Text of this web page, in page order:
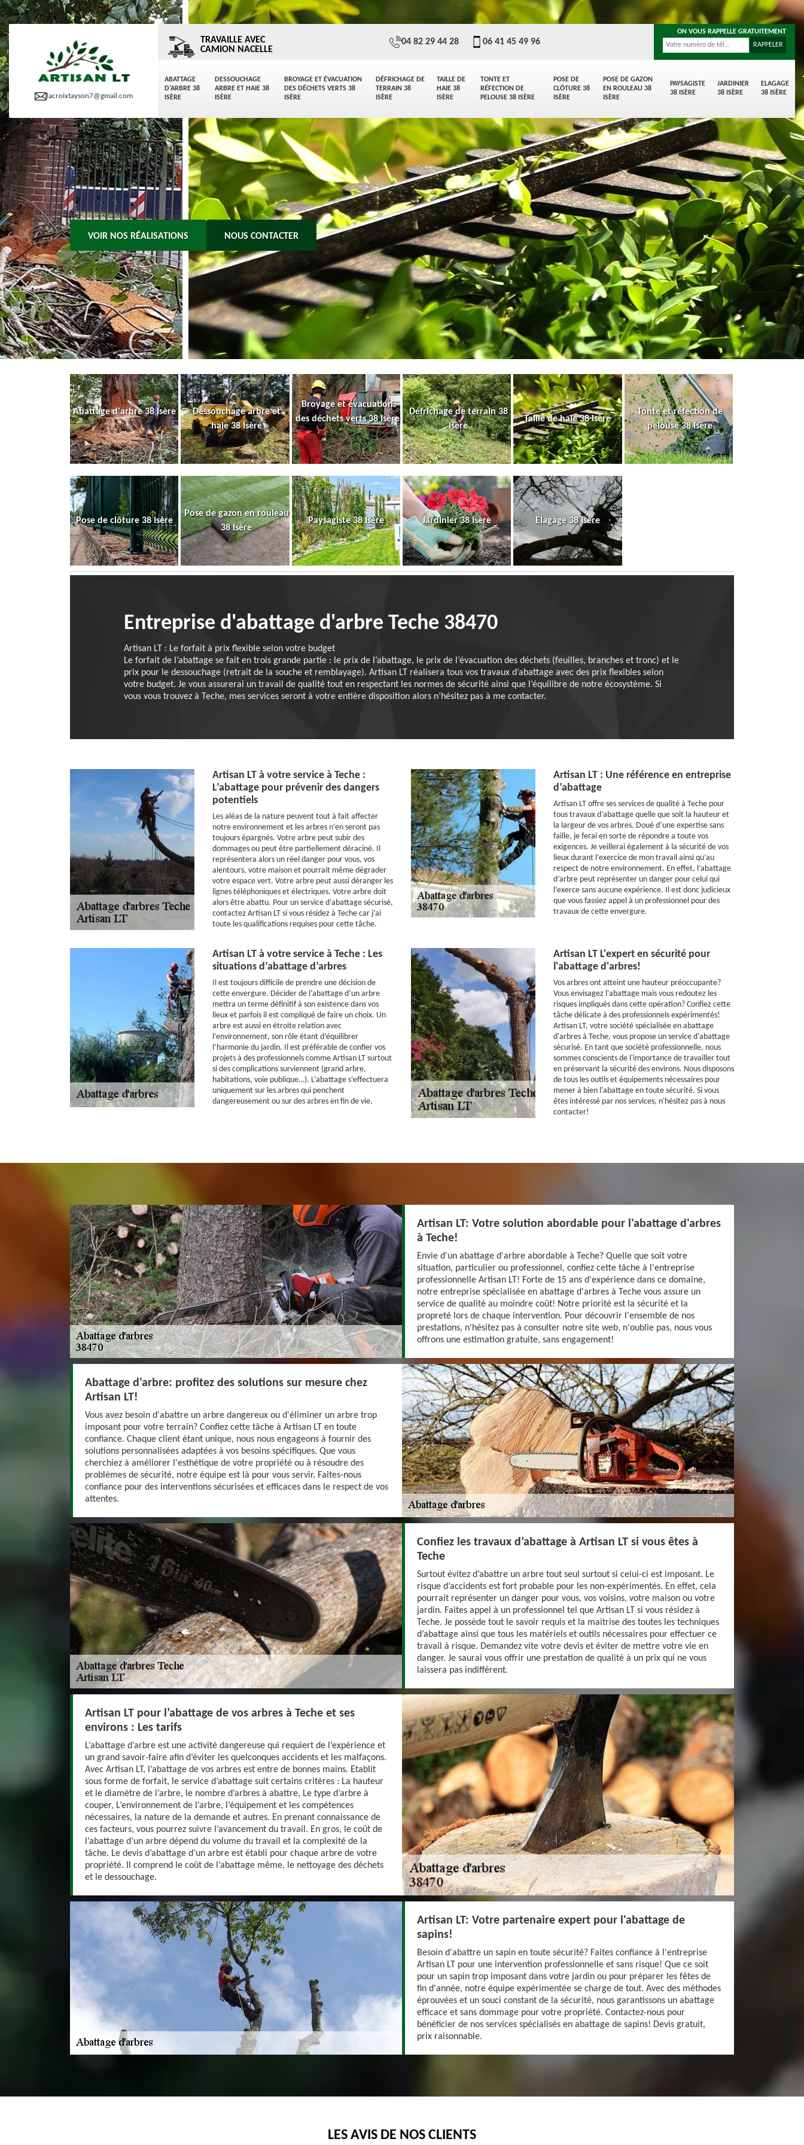
lacroixtayson7@gmail.com
ABATTAGE
D'ARBRE 38
ISÈRE
DESSOUCHAGE
ARBRE ET HAIE 38
ISÈRE
BROYAGE ET ÉVACUATION
DES DÉCHETS VERTS 38
ISÈRE
DÉFRICHAGE DE
TERRAIN 38
ISÈRE
TAILLE DE
HAIE 38
ISÈRE
TONTE ET
RÉFECTION DE
PELOUSE 38 ISÈRE
POSE DE
CLÔTURE 38
ISÈRE
POSE DE GAZON
EN ROULEAU 38
ISÈRE
PAYSAGISTE
38 ISÈRE
JARDINIER
38 ISÈRE
ELAGAGE
38 ISÈRE
TRAVAILLE AVEC
CAMION NACELLE
04 82 29 44 28 06 41 45 49 96
ON VOUS RAPPELLE GRATUITEMENT
VOIR NOS RÉALISATIONS NOUS CONTACTER
Abattage d'arbre 38 Isère
Dessouchage arbre et
haie 38 Isère
Broyage et évacuation
des déchets verts 38 Isère
Défrichage de terrain 38
Isère
Taille de haie 38 Isère
Tonte et réfection de
pelouse 38 Isère
Pose de clôture 38 Isère
Pose de gazon en rouleau
38 Isère
Paysagiste 38 Isère Jardinier 38 Isère Elagage 38 Isère
Entreprise d'abattage d'arbre Teche 38470
Artisan LT : Le forfait à prix flexible selon votre budget
Le forfait de l’abattage se fait en trois grande partie : le prix de l’abattage, le prix de l’évacuation des déchets (feuilles, branches et tronc) et le
prix pour le dessouchage (retrait de la souche et remblayage). Artisan LT réalisera tous vos travaux d’abattage avec des prix flexibles selon
votre budget. Je vous assurerai un travail de qualité tout en respectant les normes de sécurité ainsi que l’équilibre de notre écosystème. Si
vous vous trouvez à Teche, mes services seront à votre entière disposition alors n’hésitez pas à me contacter.
Artisan LT à votre service à Teche :
L’abattage pour prévenir des dangers
potentiels
Les aléas de la nature peuvent tout à fait affecter
notre environnement et les arbres n’en seront pas
toujours épargnés. Votre arbre peut subir des
dommages ou peut être partiellement déraciné. Il
représentera alors un réel danger pour vous, vos
alentours, votre maison et pourrait même dégrader
votre espace vert. Votre arbre peut aussi déranger les
lignes téléphoniques et électriques. Votre arbre doit
alors être abattu. Pour un service d’abattage sécurisé,
contactez Artisan LT si vous résidez à Teche car j’ai
toute les qualifications requises pour cette tâche.
Artisan LT : Une référence en entreprise
d’abattage
Artisan LT offre ses services de qualité à Teche pour
tous travaux d’abattage quelle que soit la hauteur et
la largeur de vos arbres. Doué d’une expertise sans
faille, je ferai en sorte de répondre a toute vos
exigences. Je veillerai également à la sécurité de vos
lieux durant l’exercice de mon travail ainsi qu’au
respect de notre environnement. En effet, l’abattage
d’arbre peut représenter un danger pour celui qui
l’exerce sans aucune expérience. Il est donc judicieux
que vous fassiez appel à un professionnel pour des
travaux de cette envergure.
Artisan LT à votre service à Teche : Les
situations d’abattage d’arbres
Il est toujours difficile de prendre une décision de
cette envergure. Décider de l’abattage d’un arbre
mettra un terme définitif à son existence dans vos
lieux et parfois il est compliqué de faire un choix. Un
arbre est aussi en étroite relation avec
l’environnement, son rôle étant d’équilibrer
l’harmonie du jardin. Il est préférable de confier vos
projets à des professionnels comme Artisan LT surtout
si des complications surviennent (grand arbre,
habitations, voie publique…). L’abattage s’effectuera
uniquement sur les arbres qui penchent
dangereusement ou sur des arbres en fin de vie.
Artisan LT L'expert en sécurité pour
l'abattage d'arbres!
Vos arbres ont atteint une hauteur préoccupante?
Vous envisagez l'abattage mais vous redoutez les
risques impliqués dans cette opération? Confiez cette
tâche délicate à des professionnels expérimentés!
Artisan LT, votre société spécialisée en abattage
d'arbres à Teche, vous propose un service d'abattage
sécurisé. En tant que société professionnelle, nous
sommes conscients de l'importance de travailler tout
en préservant la sécurité des environs. Nous disposons
de tous les outils et équipements nécessaires pour
mener à bien l'abattage en toute sécurité. Si vous
êtes intéressé par nos services, n'hésitez pas à nous
contacter!
Artisan LT: Votre solution abordable pour l'abattage d'arbres
à Teche!
Envie d'un abattage d'arbre abordable à Teche? Quelle que soit votre
situation, particulier ou professionnel, confiez cette tâche à l'entreprise
professionnelle Artisan LT! Forte de 15 ans d'expérience dans ce domaine,
notre entreprise spécialisée en abattage d'arbres à Teche vous assure un
service de qualité au moindre coût! Notre priorité est la sécurité et la
propreté lors de chaque intervention. Pour découvrir l'ensemble de nos
prestations, n'hésitez pas à consulter notre site web, n'oublie pas, nous vous
offrons une estimation gratuite, sans engagement!
Abattage d'arbre: profitez des solutions sur mesure chez
Artisan LT!
Vous avez besoin d'abattre un arbre dangereux ou d'éliminer un arbre trop
imposant pour votre terrain? Confiez cette tâche à Artisan LT en toute
confiance. Chaque client étant unique, nous nous engageons à fournir des
solutions personnalisées adaptées à vos besoins spécifiques. Que vous
cherchiez à améliorer l'esthétique de votre propriété ou à résoudre des
problèmes de sécurité, notre équipe est là pour vous servir. Faites-nous
confiance pour des interventions sécurisées et efficaces dans le respect de vos
attentes.
Confiez les travaux d’abattage à Artisan LT si vous êtes à
Teche
Surtout évitez d’abattre un arbre tout seul surtout si celui-ci est imposant. Le
risque d’accidents est fort probable pour les non-expérimentés. En effet, cela
pourrait représenter un danger pour vous, vos voisins, votre maison ou votre
jardin. Faites appel à un professionnel tel que Artisan LT si vous résidez à
Teche. Je possède tout le savoir requis et la maitrise des toutes les techniques
d’abattage ainsi que tous les matériels et outils nécessaires pour effectuer ce
travail à risque. Demandez vite votre devis et éviter de mettre votre vie en
danger. Je saurai vous offrir une prestation de qualité à un prix qui ne vous
laissera pas indifférent.
Artisan LT pour l’abattage de vos arbres à Teche et ses
environs : Les tarifs
L’abattage d’arbre est une activité dangereuse qui requiert de l’expérience et
un grand savoir-faire afin d’éviter les quelconques accidents et les malfaçons.
Avec Artisan LT, l’abattage de vos arbres est entre de bonnes mains. Etablit
sous forme de forfait, le service d’abattage suit certains critères : La hauteur
et le diamètre de l’arbre, le nombre d’arbres à abattre, Le type d’arbre à
couper, L’environnement de l’arbre, l’équipement et les compétences
nécessaires, la nature de la demande et autres. En prenant connaissance de
ces facteurs, vous pourrez suivre l’avancement du travail. En gros, le coût de
l’abattage d’un arbre dépend du volume du travail et la complexité de la
tâche. Le devis d’abattage d’un arbre est établi pour chaque arbre de votre
propriété. Il comprend le coût de l’abattage même, le nettoyage des déchets
et le dessouchage.
Artisan LT: Votre partenaire expert pour l'abattage de
sapins!
Besoin d'abattre un sapin en toute sécurité? Faites confiance à l'entreprise
Artisan LT pour une intervention professionnelle et sans risque! Que ce soit
pour un sapin trop imposant dans votre jardin ou pour préparer les fêtes de
fin d'année, notre équipe expérimentée se charge de tout. Avec des méthodes
éprouvées et un souci constant de la sécurité, nous garantissons un abattage
efficace et sans dommage pour votre propriété. Contactez-nous pour
bénéficier de nos services spécialisés en abattage de sapins! Devis gratuit,
prix raisonnable.
LES AVIS DE NOS CLIENTS